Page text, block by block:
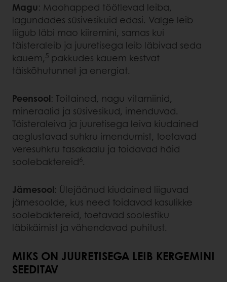
Magu: Maohapped töötlevad leiba,
lagundades süsivesikuid edasi. Valge leib
liigub läbi mao kiiremini, samas kui
täisteraleib ja juuretisega leib läbivad seda
kauem,5 pakkudes kauem kestvat
täiskõhutunnet ja energiat.
Peensool: Toitained, nagu vitamiinid,
mineraalid ja süsivesikud, imenduvad.
Täisteraleiva ja juuretisega leiva kiudained
aeglustavad suhkru imendumist, toetavad
veresuhkru tasakaalu ja toidavad häid
soolebaktereid6.
Jämesool: Ülejäänud kiudained liiguvad
jämesoolde, kus need toidavad kasulikke
soolebaktereid, toetavad soolestiku
läbikäimist ja vähendavad puhitust.
MIKS ON JUURETISEGA LEIB KERGEMINI
SEEDITAV